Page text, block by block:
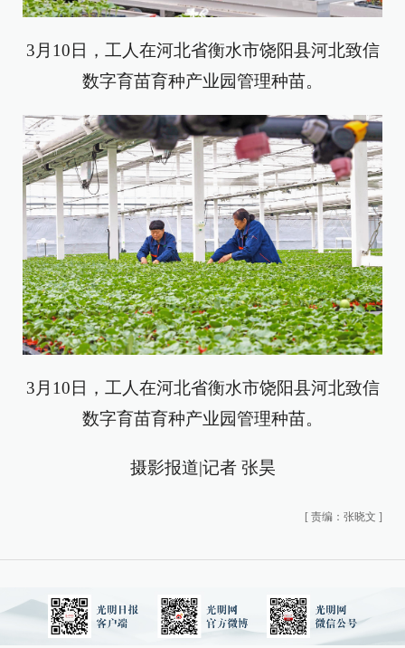
3月10日，工人在河北省衡水市饶阳县河北致信
数字育苗育种产业园管理种苗。
3月10日，工人在河北省衡水市饶阳县河北致信
数字育苗育种产业园管理种苗。
摄影报道|记者 张昊
[ 责编：张晓文 ]